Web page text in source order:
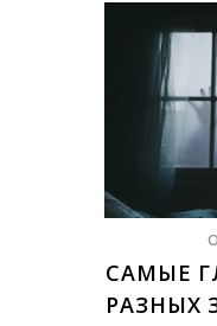
САМЫЕ
РАЗНЫХ